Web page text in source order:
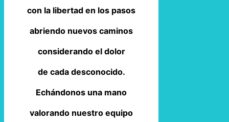
con la libertad en los pasos
abriendo nuevos caminos
considerando el dolor
de cada desconocido.
Echándonos una mano
valorando nuestro equipo